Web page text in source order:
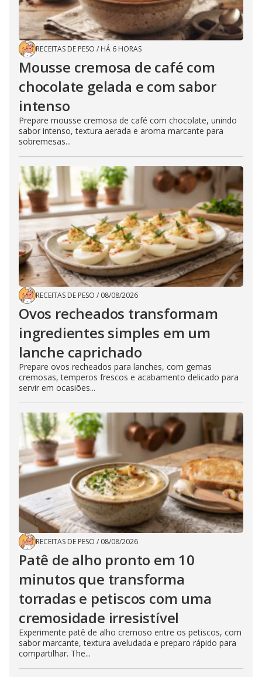
RECEITAS DE PESO / HÁ 6 HORAS
Mousse cremosa de café com
chocolate gelada e com sabor
intenso
Prepare mousse cremosa de café com chocolate, unindo
sabor intenso, textura aerada e aroma marcante para
sobremesas...
RECEITAS DE PESO / 08/08/2026
Ovos recheados transformam
ingredientes simples em um
lanche caprichado
Prepare ovos recheados para lanches, com gemas
cremosas, temperos frescos e acabamento delicado para
servir em ocasiões...
RECEITAS DE PESO / 08/08/2026
Patê de alho pronto em 10
minutos que transforma
torradas e petiscos com uma
cremosidade irresistível
Experimente patê de alho cremoso entre os petiscos, com
sabor marcante, textura aveludada e preparo rápido para
compartilhar. The...